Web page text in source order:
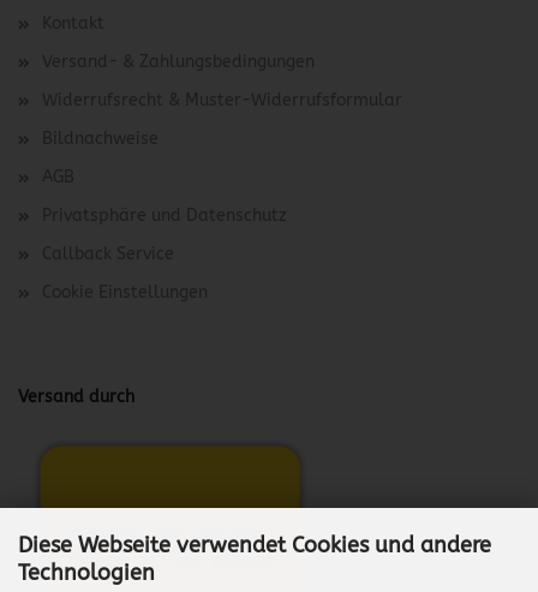
Diese Webseite verwendet Cookies und andere
Technologien
Kontakt
Versand- & Zahlungsbedingungen
Widerrufsrecht & Muster-Widerrufsformular
Bildnachweise
AGB
Privatsphäre und Datenschutz
Callback Service
Cookie Einstellungen
Versand durch